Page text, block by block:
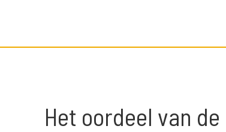
Het oordeel van de